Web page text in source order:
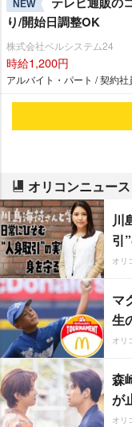
NEW
り/開始日調整OK
株式会社ベルシステム24
時給1,200円
アルバイト・パート / 契約社
オリコンニュー
川
引
オリ
マ
生
オリ
森
が
オリ